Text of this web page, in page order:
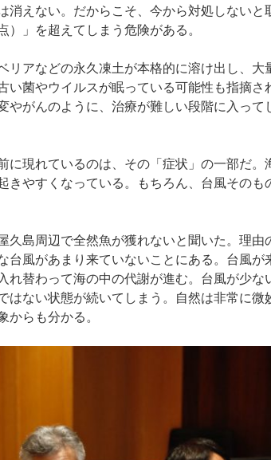
消えない。だからこそ、今から対処しないと
」を超えてしまう危険がある。
アなどの永久凍土が本格的に溶け出し、大
い菌やウイルスが眠っている可能性も指摘さ
やがんのように、治療が難しい段階に入って
現れているのは、その「症状」の一部だ。
きやすくなっている。もちろん、台風そのも
島周辺で全然魚が獲れないと聞いた。理由
台風があまり来ていないことにある。台風が
れ替わって海の中の代謝が進む。台風が少な
はない状態が続いてしまう。自然は非常に微
からも分かる。